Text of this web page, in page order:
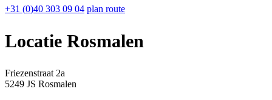
+31 (0)40 303 09 04 plan route
Locatie Rosmalen
Friezenstraat 2a
5249 JS Rosmalen